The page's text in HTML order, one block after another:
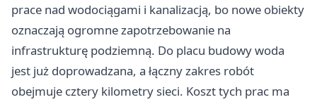
prace nad wodociągami i kanalizacją, bo nowe obiekty
oznaczają ogromne zapotrzebowanie na
infrastrukturę podziemną. Do placu budowy woda
jest już doprowadzana, a łączny zakres robót
obejmuje cztery kilometry sieci. Koszt tych prac ma